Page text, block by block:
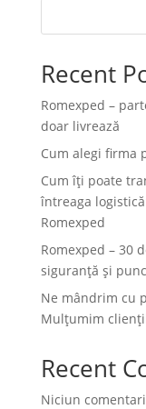
Recent
Romexped –
doar livrează
Cum alegi firma
Cum îți poate
întreaga
Romexped
Romexped – 30
siguranță și
Ne mândrim cu
Mulțumim
Recent
Niciun